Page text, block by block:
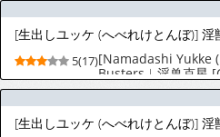
5(17)[Namadashi Yukke
Busters︱淫兽克星